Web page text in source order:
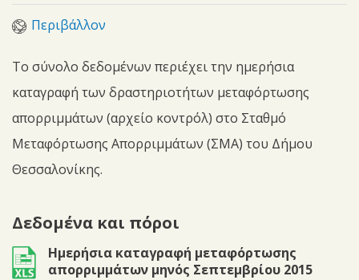
Περιβάλλον
Το σύνολο δεδομένων περιέχει την ημερήσια
καταγραφή των δραστηριοτήτων μεταφόρτωσης
απορριμμάτων (αρχείο κοντρόλ) στο Σταθμό
Μεταφόρτωσης Απορριμμάτων (ΣΜΑ) του Δήμου
Θεσσαλονίκης.
Δεδομένα και πόροι
Ημερήσια καταγραφή μεταφόρτωσης
απορριμμάτων μηνός Σεπτεμβρίου 2015
xls